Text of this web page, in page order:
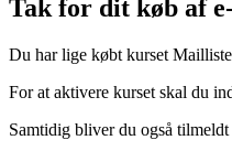
Tak for dit køb af
Du har lige købt kurset
For at aktivere kurset skal du
Samtidig bliver du også